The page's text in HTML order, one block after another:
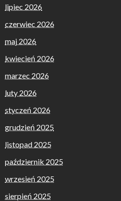
lipiec 2026
czerwiec 2026
maj 2026
kwiecień 2026
marzec 2026
luty 2026
styczeń 2026
grudzień 2025
listopad 2025
październik 2025
wrzesień 2025
sierpień 2025